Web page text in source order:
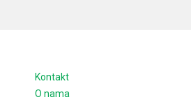
Kontakt
O nama